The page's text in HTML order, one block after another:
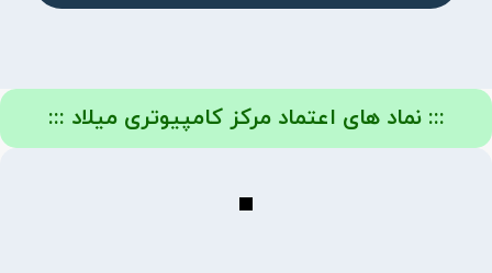
::: نماد های اعتماد مرکز کامپیوتری میلاد :::